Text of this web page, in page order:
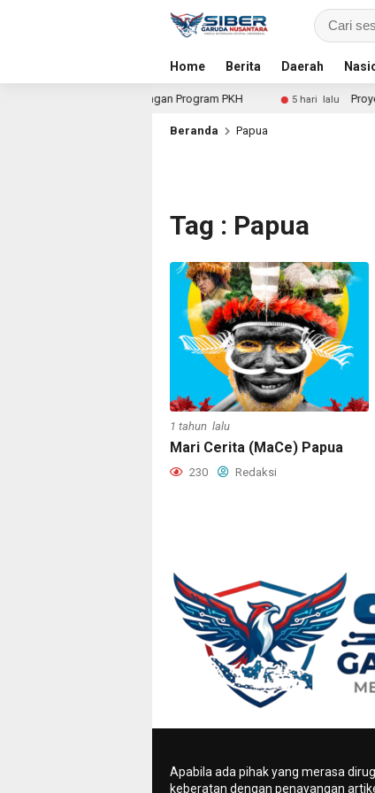
Home Berita Daerah
Dugaan Penyimpangan Program PKH 5 hari lalu Proyek
Beranda Papua
Tag : Papua
1 tahun lalu
Mari Cerita (MaCe) Papua
230 Redaksi
Apabila ada pihak yang merasa
keberatan dengan penayangan